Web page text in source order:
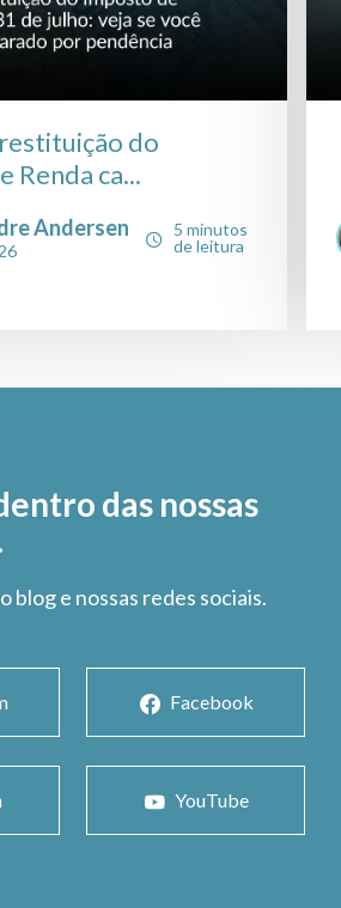
do
Renda ca...
Andersen
5 minutos
de leitura
das nossas
blog e nossas redes sociais.
Facebook
YouTube